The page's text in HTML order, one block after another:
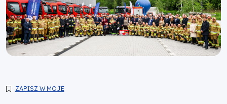
ZAPISZ W MOJE